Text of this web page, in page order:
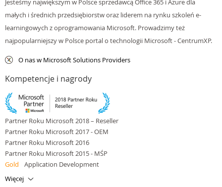
Jesteśmy największym w Polsce sprzedawcą Office 365 i Azure dla
małych i średnich przedsiębiorstw oraz liderem na rynku szkoleń e-
learningowych z oprogramowania Microsoft. Prowadzimy też
najpopularniejszy w Polsce portal o technologii Microsoft - CentrumXP.
O nas w Microsoft Solutions Providers
Kompetencje i nagrody
Partner Roku Microsoft 2018 – Reseller
Partner Roku Microsoft 2017 - OEM
Partner Roku Microsoft 2016
Partner Roku Microsoft 2015 - MŚP
Gold
Application Development
Gold
Application Integration
Więcej